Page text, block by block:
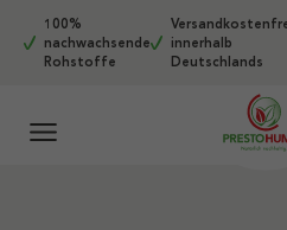
Zum Hauptinhalt springen
100%
nachwachsende
Rohstoffe
innerhalb
Deutschlands